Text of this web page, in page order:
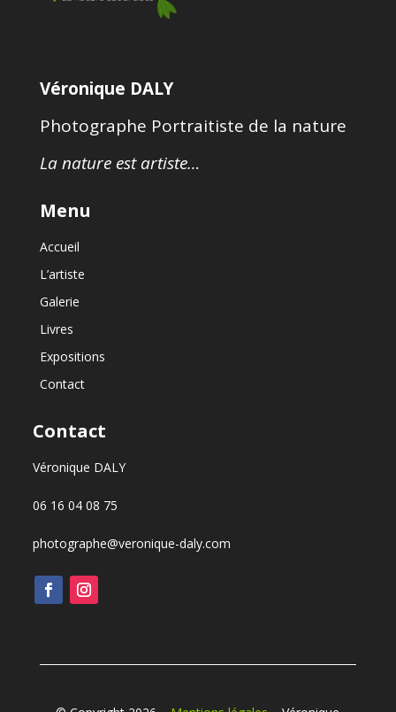
Véronique DALY
Photographe Portraitiste de la nature
La nature est artiste…
Menu
Accueil
L’artiste
Galerie
Livres
Expositions
Contact
Contact
Véronique DALY
06 16 04 08 75
photographe@veronique-daly.com